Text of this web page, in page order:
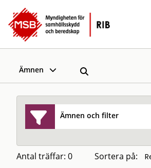
Ämnen
Ämnen och filter
Antal träffar: 0 Sortera på: